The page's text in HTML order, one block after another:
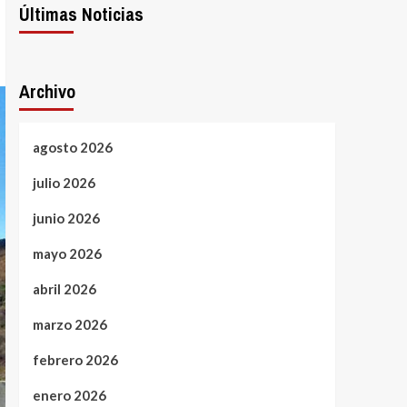
Últimas Noticias
Archivo
agosto 2026
julio 2026
junio 2026
mayo 2026
abril 2026
marzo 2026
febrero 2026
enero 2026